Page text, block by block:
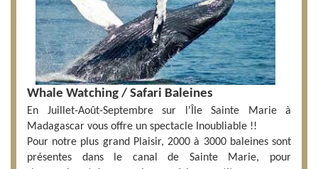
Whale Watching / Safari Baleines
En Juillet-Août-Septembre sur l'Île Sainte Marie à
Madagascar vous offre un spectacle Inoubliable !!
Pour notre plus grand Plaisir, 2000 à 3000 baleines sont
présentes dans le canal de Sainte Marie, pour